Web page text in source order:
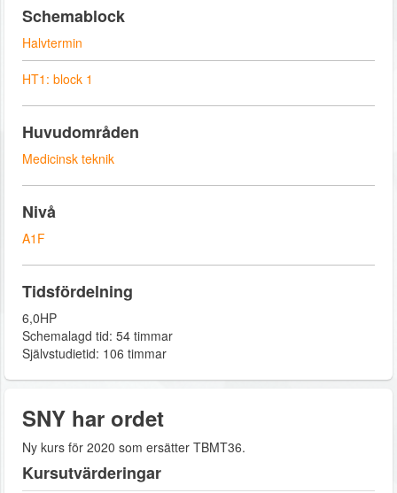
Schemablock
Halvtermin
HT1: block 1
Huvudområden
Medicinsk teknik
Nivå
A1F
Tidsfördelning
6,0HP
Schemalagd tid: 54 timmar
Självstudietid: 106 timmar
SNY har ordet
Ny kurs för 2020 som ersätter TBMT36.
Kursutvärderingar